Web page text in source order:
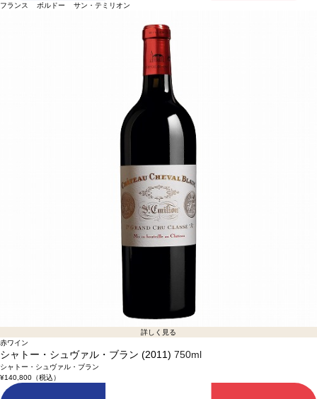
フランス ボルドー サン・テミリオン
詳しく見る
赤ワイン
シャトー・シュヴァル・ブラン (2011) 750ml
シャトー・シュヴァル・ブラン
¥140,800（税込）